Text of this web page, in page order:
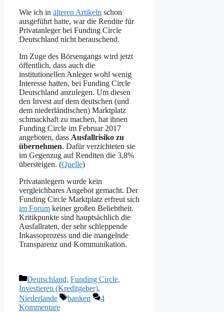
Wie ich in älteren Artikeln schon
ausgeführt hatte, war die Rendite für
Privatanleger bei Funding Circle
Deutschland nicht berauschend.
Im Zuge des Börsengangs wird jetzt
öffentlich, dass auch die
institutionellen Anleger wohl wenig
Interesse hatten, bei Funding Circle
Deutschland anzulegen. Um diesen
den Invest auf dem deutschen (und
dem niederländischen) Marktplatz
schmackhaft zu machen, hat ihnen
Funding Circle im Februar 2017
angeboten, dass Ausfallrisiko zu
übernehmen. Dafür verzichteten sie
im Gegenzug auf Renditen die 3,8%
übersteigen. (Quelle)
Privatanlegern wurde kein
vergleichbares Angebot gemacht. Der
Funding Circle Marktplatz erfreut sich
im Forum keiner großen Beliebtheit.
Kritikpunkte sind hauptsächlich die
Ausfallraten, der sehr schleppende
Inkassoprozess und die mangelnde
Transparenz und Kommunikation.
Kategorien
Deutschland, Funding Circle,
Investieren (Kreditgeber),
Niederlande
Schlagwörter
banken
4
Kommentare